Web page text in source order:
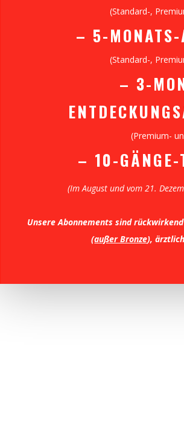
(Standard-,
– 5-MONATS-
(Standard-,
– 3-
(Premium-
– 10-GÄNGE-
(Im August und vom 21.
Unsere Abonnements sind
(außer Bronze),